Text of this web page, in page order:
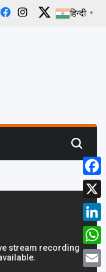
Facebook
Instagram
X हिन्दी ▼
Search
X